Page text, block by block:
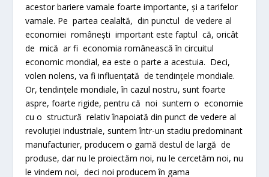
acestor bariere vamale foarte importante, și a tarifelor
vamale. Pe partea cealaltă, din punctul de vedere al
economiei românești important este faptul că, oricât
de mică ar fi economia românească în circuitul
economic mondial, ea este o parte a acestuia. Deci,
volen nolens, va fi influențată de tendințele mondiale.
Or, tendințele mondiale, în cazul nostru, sunt foarte
aspre, foarte rigide, pentru că noi suntem o economie
cu o structură relativ înapoiată din punct de vedere al
revoluției industriale, suntem într-un stadiu predominant
manufacturier, producem o gamă destul de largă de
produse, dar nu le proiectăm noi, nu le cercetăm noi, nu
le vindem noi, deci noi producem în gama